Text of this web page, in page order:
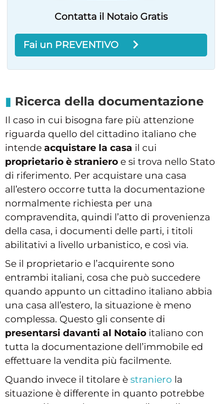
Contatta il Notaio Gratis
Fai un PREVENTIVO
Ricerca della documentazione
Il caso in cui bisogna fare più attenzione
riguarda quello del cittadino italiano che
intende acquistare la casa il cui
proprietario è straniero e si trova nello Stato
di riferimento. Per acquistare una casa
all’estero occorre tutta la documentazione
normalmente richiesta per una
compravendita, quindi l’atto di provenienza
della casa, i documenti delle parti, i titoli
abilitativi a livello urbanistico, e così via.
Se il proprietario e l’acquirente sono
entrambi italiani, cosa che può succedere
quando appunto un cittadino italiano abbia
una casa all’estero, la situazione è meno
complessa. Questo gli consente di
presentarsi davanti al Notaio italiano con
tutta la documentazione dell’immobile ed
effettuare la vendita più facilmente.
Quando invece il titolare è straniero la
situazione è differente in quanto potrebbe